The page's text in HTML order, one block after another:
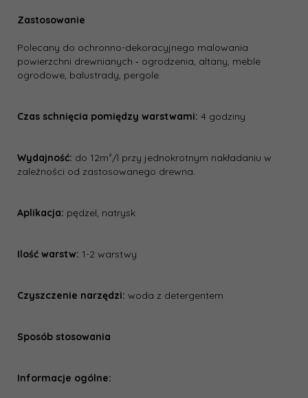
Zastosowanie
Polecany do ochronno-dekoracyjnego malowania
powierzchni drewnianych ‐ ogrodzenia, altany, meble
ogrodowe, balustrady, pergole.
Czas schnięcia pomiędzy warstwami: 4 godziny
Wydajność: do 12m²/l przy jednokrotnym nakładaniu w
zależności od zastosowanego drewna.
Aplikacja: pędzel, natrysk
Ilość warstw: 1-2 warstwy
Czyszczenie narzędzi: woda z detergentem
Sposób stosowania
Informacje ogólne: